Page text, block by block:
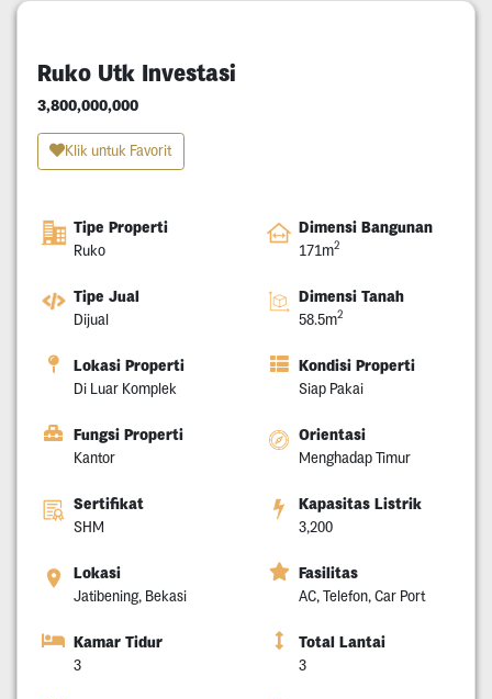
Ruko Utk Investasi
3,800,000,000
Klik untuk Favorit
Tipe Properti
Ruko
Dimensi Bangunan
171m2
Tipe Jual
Dijual
Dimensi Tanah
58.5m2
Lokasi Properti
Di Luar Komplek
Kondisi Properti
Siap Pakai
Fungsi Properti
Kantor
Orientasi
Menghadap Timur
Sertifikat
SHM
Kapasitas Listrik
3,200
Lokasi
Jatibening, Bekasi
Fasilitas
AC, Telefon, Car Port
Kamar Tidur
3
Total Lantai
3